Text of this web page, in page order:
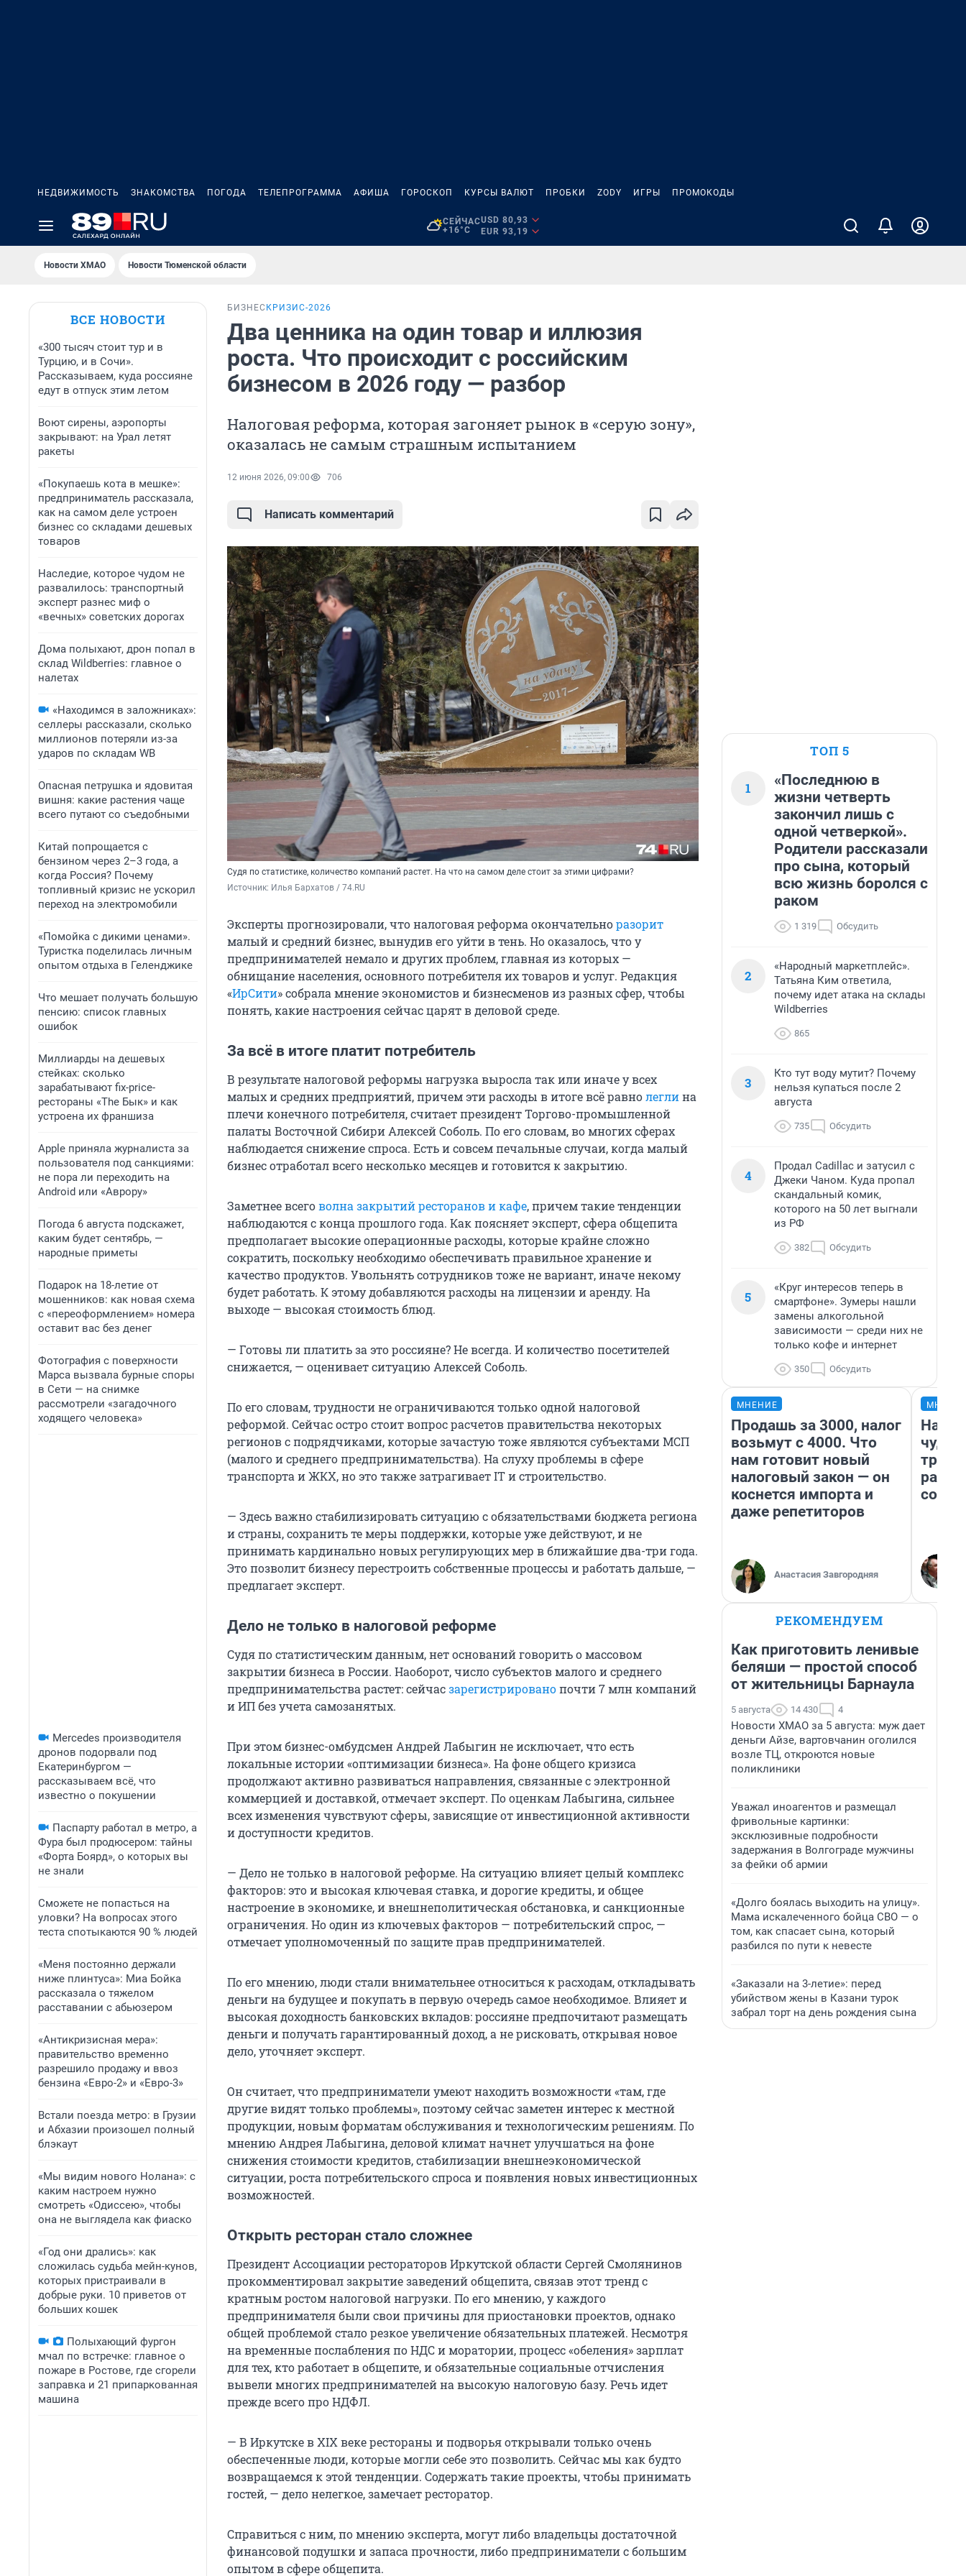
НЕДВИЖИМОСТЬ ЗНАКОМСТВА ПОГОДА ТЕЛЕПРОГРАММА АФИША ГОРОСКОП КУРСЫ ВАЛЮТ ПРОБКИ ZODY ИГРЫ ПРОМОКОДЫ
СЕЙЧАС
+16°C
USD 80,93
EUR 93,19
Новости ХМАО Новости Тюменской области
ВСЕ НОВОСТИ
«300 тысяч стоит тур и в
Турцию, и в Сочи».
Рассказываем, куда россияне
едут в отпуск этим летом
Воют сирены, аэропорты
закрывают: на Урал летят
ракеты
«Покупаешь кота в мешке»:
предприниматель рассказала,
как на самом деле устроен
бизнес со складами дешевых
товаров
Наследие, которое чудом не
развалилось: транспортный
эксперт разнес миф о
«вечных» советских дорогах
Дома полыхают, дрон попал в
склад Wildberries: главное о
налетах
«Находимся в заложниках»:
селлеры рассказали, сколько
миллионов потеряли из-за
ударов по складам WB
Опасная петрушка и ядовитая
вишня: какие растения чаще
всего путают со съедобными
Китай попрощается с
бензином через 2–3 года, а
когда Россия? Почему
топливный кризис не ускорил
переход на электромобили
«Помойка с дикими ценами».
Туристка поделилась личным
опытом отдыха в Геленджике
Что мешает получать большую
пенсию: список главных
ошибок
Миллиарды на дешевых
стейках: сколько
зарабатывают fix-price-
рестораны «The Бык» и как
устроена их франшиза
Apple приняла журналиста за
пользователя под санкциями:
не пора ли переходить на
Android или «Аврору»
Погода 6 августа подскажет,
каким будет сентябрь, —
народные приметы
Подарок на 18-летие от
мошенников: как новая схема
с «переоформлением» номера
оставит вас без денег
Фотография с поверхности
Марса вызвала бурные споры
в Сети — на снимке
рассмотрели «загадочного
ходящего человека»
Mercedes производителя
дронов подорвали под
Екатеринбургом —
рассказываем всё, что
известно о покушении
Паспарту работал в метро, а
Фура был продюсером: тайны
«Форта Боярд», о которых вы
не знали
Сможете не попасться на
уловки? На вопросах этого
теста спотыкаются 90 % людей
«Меня постоянно держали
ниже плинтуса»: Миа Бойка
рассказала о тяжелом
расставании с абьюзером
«Антикризисная мера»:
правительство временно
разрешило продажу и ввоз
бензина «Евро-2» и «Евро-3»
Встали поезда метро: в Грузии
и Абхазии произошел полный
блэкаут
«Мы видим нового Нолана»: с
каким настроем нужно
смотреть «Одиссею», чтобы
она не выглядела как фиаско
«Год они дрались»: как
сложилась судьба мейн-кунов,
которых пристраивали в
добрые руки. 10 приветов от
больших кошек
Полыхающий фургон
мчал по встречке: главное о
пожаре в Ростове, где сгорели
заправка и 21 припаркованная
машина
БИЗНЕС КРИЗИС-2026
Два ценника на один товар и иллюзия
роста. Что происходит с российским
бизнесом в 2026 году — разбор
Налоговая реформа, которая загоняет рынок в «серую зону»,
оказалась не самым страшным испытанием
12 июня 2026, 09:00 706
Написать комментарий
Судя по статистике, количество компаний растет. На что на самом деле стоит за этими цифрами?
Источник: Илья Бархатов / 74.RU
Эксперты прогнозировали, что налоговая реформа окончательноразорит
малый и средний бизнес, вынудив его уйти в тень. Но оказалось, что у
предпринимателей немало и других проблем, главная из которых —
обнищание населения, основного потребителя их товаров и услуг. Редакция
«ИрСити» собрала мнение экономистов и бизнесменов из разных сфер, чтобы
понять, какие настроения сейчас царят в деловой среде.
За всё в итоге платит потребитель
В результате налоговой реформы нагрузка выросла так или иначе у всех
малых и средних предприятий, причем эти расходы в итоге всё равнолеглина
плечи конечного потребителя, считает президент Торгово-промышленной
палаты Восточной Сибири Алексей Соболь. По его словам, во многих сферах
наблюдается снижение спроса. Есть и совсем печальные случаи, когда малый
бизнес отработал всего несколько месяцев и готовится к закрытию.
Заметнее всеговолна закрытий ресторанов и кафе, причем такие тенденции
наблюдаются с конца прошлого года. Как поясняет эксперт, сфера общепита
предполагает высокие операционные расходы, которые крайне сложно
сократить, поскольку необходимо обеспечивать правильное хранение и
качество продуктов. Увольнять сотрудников тоже не вариант, иначе некому
будет работать. К этому добавляются расходы на лицензии и аренду. На
выходе — высокая стоимость блюд.
— Готовы ли платить за это россияне? Не всегда. И количество посетителей
снижается, — оценивает ситуацию Алексей Соболь.
По его словам, трудности не ограничиваются только одной налоговой
реформой. Сейчас остро стоит вопрос расчетов правительства некоторых
регионов с подрядчиками, которые зачастую тоже являются субъектами МСП
(малого и среднего предпринимательства). На слуху проблемы в сфере
транспорта и ЖКХ, но это также затрагивает IT и строительство.
— Здесь важно стабилизировать ситуацию с обязательствами бюджета региона
и страны, сохранить те меры поддержки, которые уже действуют, и не
принимать кардинально новых регулирующих мер в ближайшие два-три года.
Это позволит бизнесу перестроить собственные процессы и работать дальше, —
предлагает эксперт.
Дело не только в налоговой реформе
Судя по статистическим данным, нет оснований говорить о массовом
закрытии бизнеса в России. Наоборот, число субъектов малого и среднего
предпринимательства растет: сейчасзарегистрированопочти 7 млн компаний
и ИП без учета самозанятых.
При этом бизнес-омбудсмен Андрей Лабыгин не исключает, что есть
локальные истории «оптимизации бизнеса». На фоне общего кризиса
продолжают активно развиваться направления, связанные с электронной
коммерцией и доставкой, отмечает эксперт. По оценкам Лабыгина, сильнее
всех изменения чувствуют сферы, зависящие от инвестиционной активности
и доступности кредитов.
— Дело не только в налоговой реформе. На ситуацию влияет целый комплекс
факторов: это и высокая ключевая ставка, и дорогие кредиты, и общее
настроение в экономике, и внешнеполитическая обстановка, и санкционные
ограничения. Но один из ключевых факторов — потребительский спрос, —
отмечает уполномоченный по защите прав предпринимателей.
По его мнению, люди стали внимательнее относиться к расходам, откладывать
деньги на будущее и покупать в первую очередь самое необходимое. Влияет и
высокая доходность банковских вкладов: россияне предпочитают размещать
деньги и получать гарантированный доход, а не рисковать, открывая новое
дело, уточняет эксперт.
Он считает, что предприниматели умеют находить возможности «там, где
другие видят только проблемы», поэтому сейчас заметен интерес к местной
продукции, новым форматам обслуживания и технологическим решениям. По
мнению Андрея Лабыгина, деловой климат начнет улучшаться на фоне
снижения стоимости кредитов, стабилизации внешнеэкономической
ситуации, роста потребительского спроса и появления новых инвестиционных
возможностей.
Открыть ресторан стало сложнее
Президент Ассоциации рестораторов Иркутской области Сергей Смолянинов
прокомментировал закрытие заведений общепита, связав этот тренд с
кратным ростом налоговой нагрузки. По его мнению, у каждого
предпринимателя были свои причины для приостановки проектов, однако
общей проблемой стало резкое увеличение обязательных платежей. Несмотря
на временные послабления по НДС и моратории, процесс «обеления» зарплат
для тех, кто работает в общепите, и обязательные социальные отчисления
вывели многих предпринимателей на высокую налоговую базу. Речь идет
прежде всего про НДФЛ.
— В Иркутске в XIX веке рестораны и подворья открывали только очень
обеспеченные люди, которые могли себе это позволить. Сейчас мы как будто
возвращаемся к этой тенденции. Содержать такие проекты, чтобы принимать
гостей, — дело нелегкое, замечает ресторатор.
Справиться с ним, по мнению эксперта, могут либо владельцы достаточной
финансовой подушки и запаса прочности, либо предприниматели с большим
опытом в сфере общепита.
ТОП 5
1
«Последнюю в
жизни четверть
закончил лишь с
одной четверкой».
Родители рассказали
про сына, который
всю жизнь боролся с
раком
1 319 Обсудить
2
«Народный маркетплейс».
Татьяна Ким ответила,
почему идет атака на склады
Wildberries
865
3
Кто тут воду мутит? Почему
нельзя купаться после 2
августа
735 Обсудить
4
Продал Cadillac и затусил с
Джеки Чаном. Куда пропал
скандальный комик,
которого на 50 лет выгнали
из РФ
382 Обсудить
5
«Круг интересов теперь в
смартфоне». Зумеры нашли
замены алкогольной
зависимости — среди них не
только кофе и интернет
350 Обсудить
МНЕНИЕ
Продашь за 3000, налог
возьмут с 4000. Что
нам готовит новый
налоговый закон — он
коснется импорта и
даже репетиторов
Анастасия Завгородняя
РЕКОМЕНДУЕМ
Как приготовить ленивые
беляши — простой способ
от жительницы Барнаула
5 августа 14 430 4
Новости ХМАО за 5 августа: муж дает
деньги Айзе, вартовчанин оголился
возле ТЦ, откроются новые
поликлиники
Уважал иноагентов и размещал
фривольные картинки:
эксклюзивные подробности
задержания в Волгограде мужчины
за фейки об армии
«Долго боялась выходить на улицу».
Мама искалеченного бойца СВО — о
том, как спасает сына, который
разбился по пути к невесте
«Заказали на 3-летие»: перед
убийством жены в Казани турок
забрал торт на день рождения сына